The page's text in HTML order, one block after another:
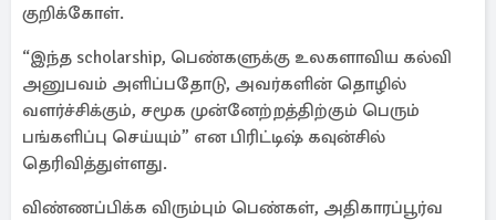
குறிக்கோள்.
“இந்த scholarship, பெண்களுக்கு உலகளாவிய கல்வி
அனுபவம் அளிப்பதோடு, அவர்களின் தொழில்
வளர்ச்சிக்கும், சமூக முன்னேற்றத்திற்கும் பெரும்
பங்களிப்பு செய்யும்” என பிரிட்டிஷ் கவுன்சில்
தெரிவித்துள்ளது.
விண்ணப்பிக்க விரும்பும் பெண்கள், அதிகாரப்பூர்வ